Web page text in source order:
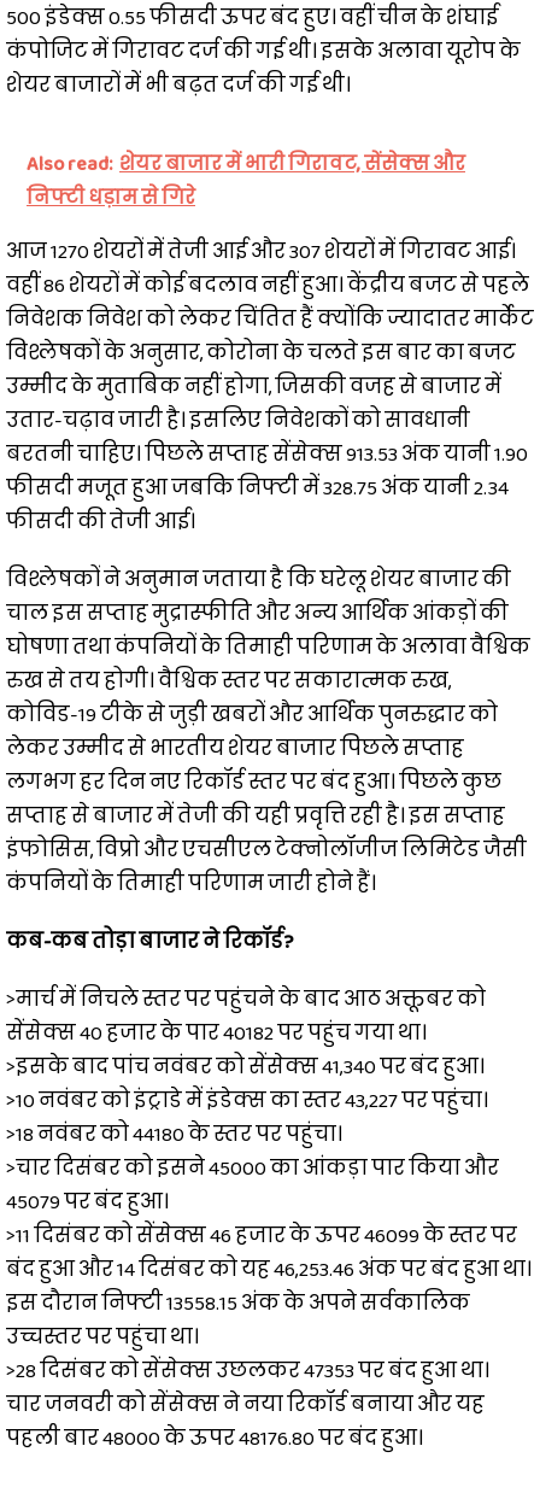
500 इंडेक्स 0.55 फीसदी ऊपर बंद हुए। वहीं चीन के शंघाई
कंपोजिट में गिरावट दर्ज की गई थी। इसके अलावा यूरोप के
शेयर बाजारों में भी बढ़त दर्ज की गई थी।
Also read: शेयर बाजार में भारी गिरावट, सेंसेक्स और
निफ्टी धड़ाम से गिरे
आज 1270 शेयरों में तेजी आई और 307 शेयरों में गिरावट आई।
वहीं 86 शेयरों में कोई बदलाव नहीं हुआ। केंद्रीय बजट से पहले
निवेशक निवेश को लेकर चिंतित हैं क्योंकि ज्यादातर मार्केट
विश्लेषकों के अनुसार, कोरोना के चलते इस बार का बजट
उम्मीद के मुताबिक नहीं होगा, जिसकी वजह से बाजार में
उतार-चढ़ाव जारी है। इसलिए निवेशकों को सावधानी
बरतनी चाहिए। पिछले सप्ताह सेंसेक्स 913.53 अंक यानी 1.90
फीसदी मजूत हुआ जबकि निफ्टी में 328.75 अंक यानी 2.34
फीसदी की तेजी आई।
विश्लेषकों ने अनुमान जताया है कि घरेलू शेयर बाजार की
चाल इस सप्ताह मुद्रास्फीति और अन्य आर्थिक आंकड़ों की
घोषणा तथा कंपनियों के तिमाही परिणाम के अलावा वैश्विक
रुख से तय होगी। वैश्विक स्तर पर सकारात्मक रुख,
कोविड-19 टीके से जुड़ी खबरों और आर्थिक पुनरुद्धार को
लेकर उम्मीद से भारतीय शेयर बाजार पिछले सप्ताह
लगभग हर दिन नए रिकॉर्ड स्तर पर बंद हुआ। पिछले कुछ
सप्ताह से बाजार में तेजी की यही प्रवृत्ति रही है। इस सप्ताह
इंफोसिस, विप्रो और एचसीएल टेक्नोलॉजीज लिमिटेड जैसी
कंपनियों के तिमाही परिणाम जारी होने हैं।
कब-कब तोड़ा बाजार ने रिकॉर्ड?
>मार्च में निचले स्तर पर पहुंचने के बाद आठ अक्तूबर को
सेंसेक्स 40 हजार के पार 40182 पर पहुंच गया था।
>इसके बाद पांच नवंबर को सेंसेक्स 41,340 पर बंद हुआ।
>10 नवंबर को इंट्राडे में इंडेक्स का स्तर 43,227 पर पहुंचा।
>18 नवंबर को 44180 के स्तर पर पहुंचा।
>चार दिसंबर को इसने 45000 का आंकड़ा पार किया और
45079 पर बंद हुआ।
>11 दिसंबर को सेंसेक्स 46 हजार के ऊपर 46099 के स्तर पर
बंद हुआ और 14 दिसंबर को यह 46,253.46 अंक पर बंद हुआ था।
इस दौरान निफ्टी 13558.15 अंक के अपने सर्वकालिक
उच्चस्तर पर पहुंचा था।
>28 दिसंबर को सेंसेक्स उछलकर 47353 पर बंद हुआ था।
चार जनवरी को सेंसेक्स ने नया रिकॉर्ड बनाया और यह
पहली बार 48000 के ऊपर 48176.80 पर बंद हुआ।